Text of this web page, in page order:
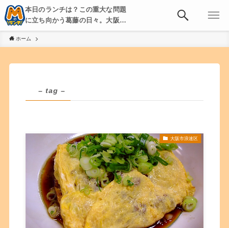
本日のランチは？この重大な問題
に立ち向かう葛藤の日々。大阪・
京都・神戸を中心とした食べ歩
き、飲み歩きを綴る。
ホーム
– tag –
大阪市浪速区